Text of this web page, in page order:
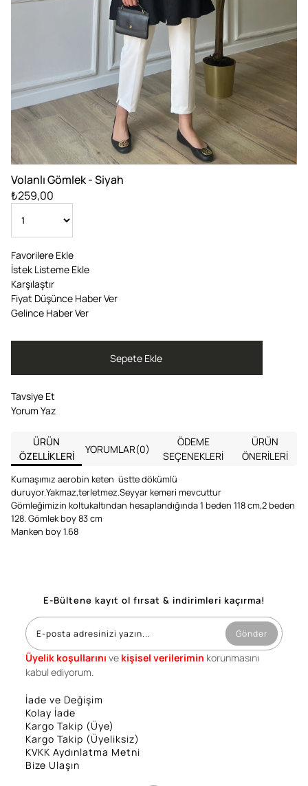
Volanlı Gömlek - Siyah
₺259,00
Favorilere Ekle
İstek Listeme Ekle
Karşılaştır
Fiyat Düşünce Haber Ver
Gelince Haber Ver
Tavsiye Et
Yorum Yaz
ÜRÜN
ÖZELLIKLERI
YORUMLAR(0)
ÖDEME
SEÇENEKLERI
ÜRÜN
ÖNERILERI
Kumaşımız aerobin keten üstte dökümlü
duruyor.Yakmaz,terletmez.Seyyar kemeri mevcuttur
Gömleğimizin koltukaltından hesaplandığında 1 beden 118 cm,2 beden
128. Gömlek boy 83 cm
Manken boy 1.68
E-Bültene kayıt ol fırsat & indirimleri kaçırma!
Gönder
Üyelik koşullarını ve kişisel verilerimin korunmasını
kabul ediyorum.
İade ve Değişim
Kolay İade
Kargo Takip (Üye)
Kargo Takip (Üyeliksiz)
KVKK Aydınlatma Metni
Bize Ulaşın